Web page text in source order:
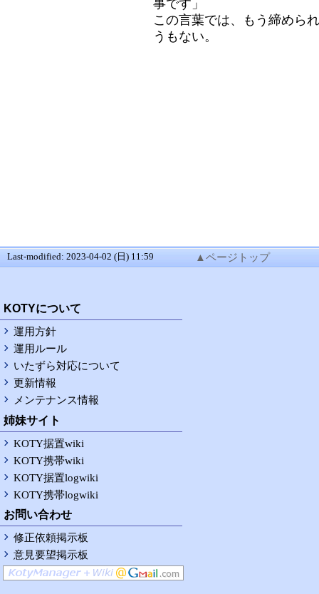
事です」
この言葉では、もう締めら
うもない。
Last-modified: 2023-04-02 (日) 11:59 ▲ページトップ
KOTYについて
運用方針
運用ルール
いたずら対応について
更新情報
メンテナンス情報
姉妹サイト
KOTY据置wiki
KOTY携帯wiki
KOTY据置logwiki
KOTY携帯logwiki
お問い合わせ
修正依頼掲示板
意見要望掲示板